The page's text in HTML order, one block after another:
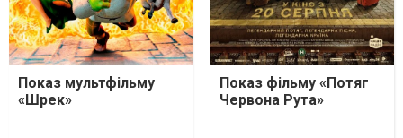
Показ мультфільму
«Шрек»
Показ фільму «Потяг
Червона Рута»